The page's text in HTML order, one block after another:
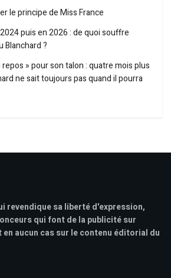
le principe de Miss France
puis en 2026 : de quoi souffre
Blanchard ?
» pour son talon : quatre mois plus
ne sait toujours pas quand il pourra
revendique sa liberté d'expression,
qui font de la publicité sur
aucun cas sur le contenu éditorial du